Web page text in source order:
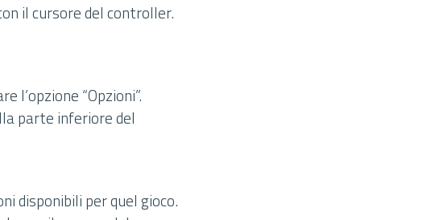
il cursore del controller.
l’opzione “Opzioni”.
parte inferiore del
disponibili per quel gioco.